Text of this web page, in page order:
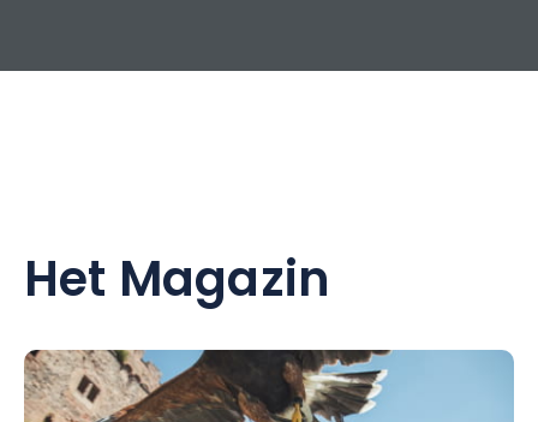
Het Magazin